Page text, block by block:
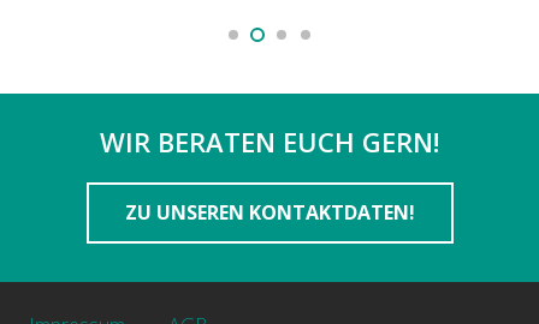
WIR BERATEN EUCH GERN!
ZU UNSEREN KONTAKTDATEN!